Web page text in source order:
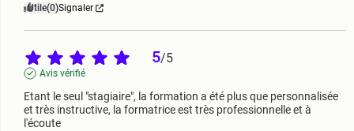
Utile(0)Signaler
5/5
Avis vérifié
Etant le seul "stagiaire", la formation a été plus que personnalisée
et très instructive, la formatrice est très professionnelle et à
l'écoute